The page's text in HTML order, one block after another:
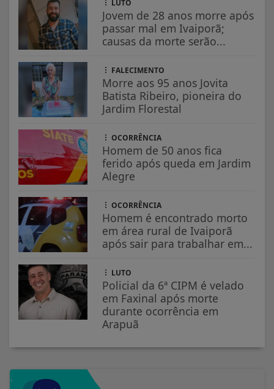
LUTO
Jovem de 28 anos morre após
passar mal em Ivaiporã;
causas da morte serão...
FALECIMENTO
Morre aos 95 anos Jovita
Batista Ribeiro, pioneira do
Jardim Florestal
OCORRÊNCIA
Homem de 50 anos fica
ferido após queda em Jardim
Alegre
OCORRÊNCIA
Homem é encontrado morto
em área rural de Ivaiporã
após sair para trabalhar em...
LUTO
Policial da 6ª CIPM é velado
em Faxinal após morte
durante ocorrência em
Arapuã